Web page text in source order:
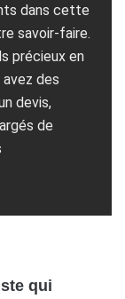
dans cette
savoir-faire.
précieux en
avez des
devis,
de
qui